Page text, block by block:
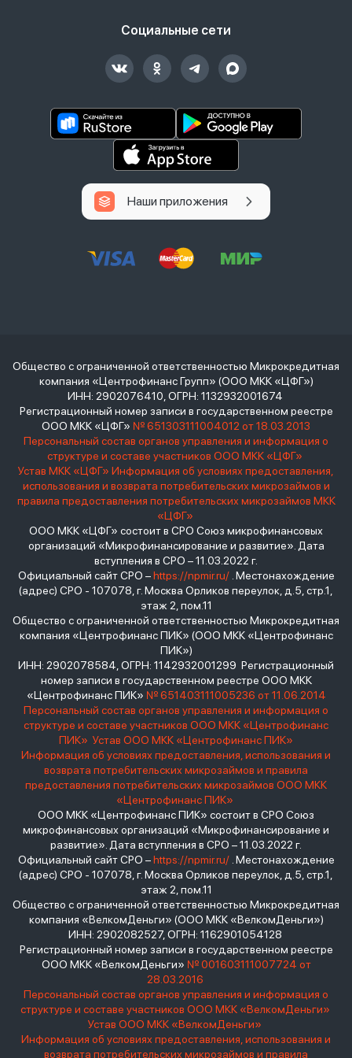
Социальные сети
Наши приложения
Общество с ограниченной ответственностью Микрокредитная
компания «Центрофинанс Групп» (ООО МКК «ЦФГ»)
ИНН: 2902076410, ОГРН: 1132932001674
Регистрационный номер записи в государственном реестре
ООО МКК «ЦФГ» № 651303111004012 от 18.03.2013
Персональный состав органов управления и информация о
структуре и составе участников ООО МКК «ЦФГ»
Устав МКК «ЦФГ» Информация об условиях предоставления,
использования и возврата потребительских микрозаймов и
правила предоставления потребительских микрозаймов МКК
«ЦФГ»
ООО МКК «ЦФГ» состоит в СРО Союз микрофинансовых
организаций «Микрофинансирование и развитие». Дата
вступления в СРО – 11.03.2022 г.
Официальный сайт СРО –https://npmir.ru/. Местонахождение
(адрес) СРО - 107078, г. Москва Орликов переулок, д.5, стр.1,
этаж 2, пом.11
Общество с ограниченной ответственностью Микрокредитная
компания «Центрофинанс ПИК» (ООО МКК «Центрофинанс
ПИК»)
ИНН: 2902078584, ОГРН: 1142932001299 Регистрационный
номер записи в государственном реестре ООО МКК
«Центрофинанс ПИК» № 651403111005236 от 11.06.2014
Персональный состав органов управления и информация о
структуре и составе участников ООО МКК «Центрофинанс
ПИК» Устав ООО МКК «Центрофинанс ПИК»
Информация об условиях предоставления, использования и
возврата потребительских микрозаймов и правила
предоставления потребительских микрозаймов ООО МКК
«Центрофинанс ПИК»
ООО МКК «Центрофинанс ПИК» состоит в СРО Союз
микрофинансовых организаций «Микрофинансирование и
развитие». Дата вступления в СРО – 11.03.2022 г.
Официальный сайт СРО –https://npmir.ru/. Местонахождение
(адрес) СРО - 107078, г. Москва Орликов переулок, д.5, стр.1,
этаж 2, пом.11
Общество с ограниченной ответственностью Микрокредитная
компания «ВелкомДеньги» (ООО МКК «ВелкомДеньги»)
ИНН: 2902082527, ОГРН: 1162901054128
Регистрационный номер записи в государственном реестре
ООО МКК «ВелкомДеньги» № 001603111007724 от
28.03.2016
Персональный состав органов управления и информация о
структуре и составе участников ООО МКК «ВелкомДеньги»
Устав ООО МКК «ВелкомДеньги»
Информация об условиях предоставления, использования и
возврата потребительских микрозаймов и правила